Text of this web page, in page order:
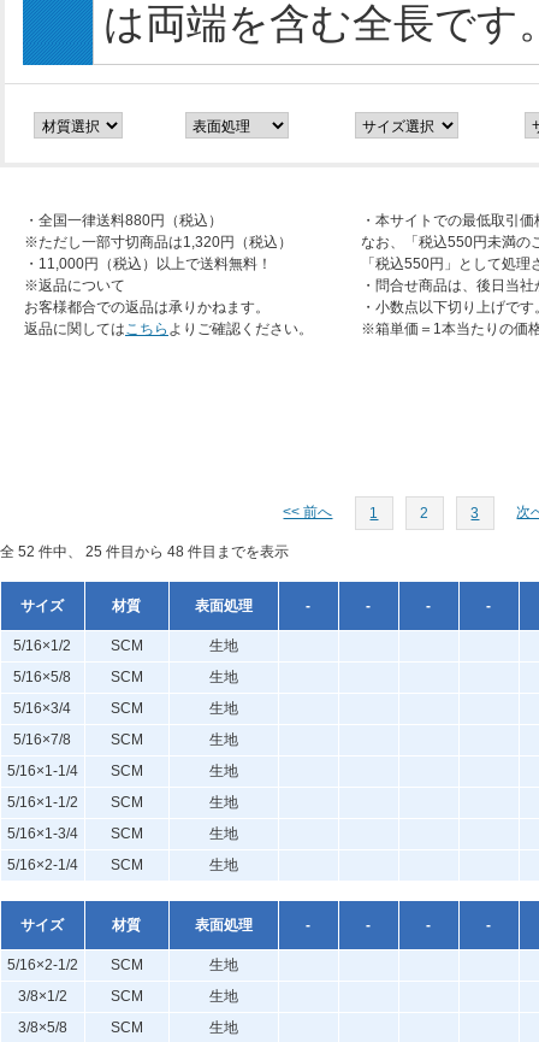
は両端を含む全長です
・全国一律送料880円（税込）
※ただし一部寸切商品は1,320円（税込）
・11,000円（税込）以上で送料無料！
※返品について
お客様都合での返品は承りかねます。
返品に関してはこちら よりご確認ください。
・本サイトでの最低取引
なお、「税込550円未満の
「税込550円」として処
・問合せ商品は、後日当
・小数点以下切り上げです
※箱単価＝1本当たりの価
<< 前へ 1 2 3 次
全 52 件中、 25 件目から 48 件目までを表示
サイズ 材質 表面処理 - - - -
5/16×1/2 SCM
生地
5/16×5/8
SCM
生地
5/16×3/4
SCM
生地
5/16×7/8
SCM
生地
5/16×1-1/4
SCM
生地
5/16×1-1/2
SCM
生地
5/16×1-3/4
SCM
生地
5/16×2-1/4
SCM 生地
サイズ 材質 表面処理 - - - -
5/16×2-1/2 SCM
生地
3/8×1/2
SCM
生地
3/8×5/8
SCM 生地